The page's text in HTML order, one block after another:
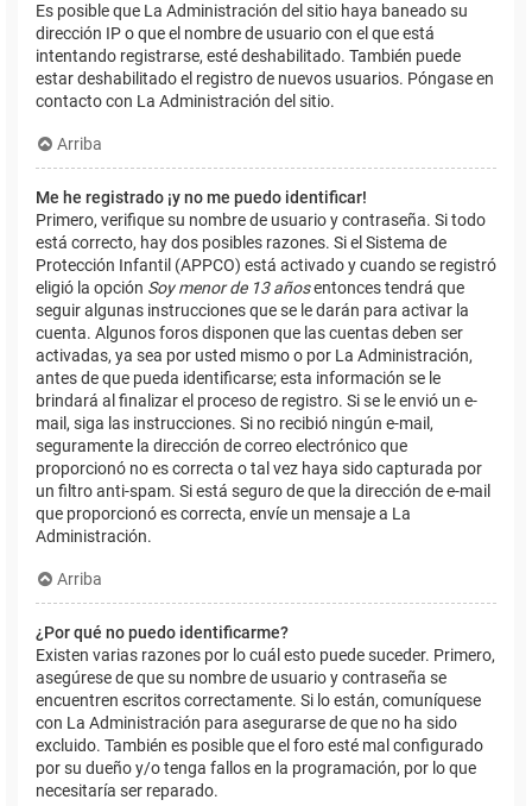
Es posible que La Administración del sitio haya baneado su
dirección IP o que el nombre de usuario con el que está
intentando registrarse, esté deshabilitado. También puede
estar deshabilitado el registro de nuevos usuarios. Póngase en
contacto con La Administración del sitio.
Arriba
Me he registrado ¡y no me puedo identificar!
Primero, verifique su nombre de usuario y contraseña. Si todo
está correcto, hay dos posibles razones. Si el Sistema de
Protección Infantil (APPCO) está activado y cuando se registró
eligió la opción Soy menor de 13 añosentonces tendrá que
seguir algunas instrucciones que se le darán para activar la
cuenta. Algunos foros disponen que las cuentas deben ser
activadas, ya sea por usted mismo o por La Administración,
antes de que pueda identificarse; esta información se le
brindará al finalizar el proceso de registro. Si se le envió un e-
mail, siga las instrucciones. Si no recibió ningún e-mail,
seguramente la dirección de correo electrónico que
proporcionó no es correcta o tal vez haya sido capturada por
un filtro anti-spam. Si está seguro de que la dirección de e-mail
que proporcionó es correcta, envíe un mensaje a La
Administración.
Arriba
¿Por qué no puedo identificarme?
Existen varias razones por lo cuál esto puede suceder. Primero,
asegúrese de que su nombre de usuario y contraseña se
encuentren escritos correctamente. Si lo están, comuníquese
con La Administración para asegurarse de que no ha sido
excluido. También es posible que el foro esté mal configurado
por su dueño y/o tenga fallos en la programación, por lo que
necesitaría ser reparado.